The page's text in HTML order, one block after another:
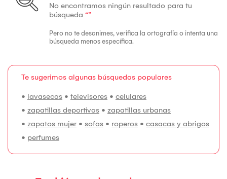
No encontramos ningún resultado para tu
búsqueda “”
Pero no te desanimes, verifica la ortografía o intenta una
búsqueda menos específica.
Te sugerimos algunas búsquedas populares
• lavasecas • televisores • celulares
• zapatillas deportivas • zapatillas urbanas
• zapatos mujer • sofas • roperos • casacas y abrigos
• perfumes